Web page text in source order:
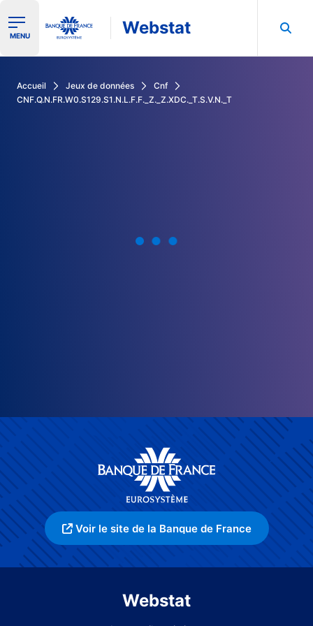
Ouvrir le menu de navigation
MENU Webstat
Accueil Jeux de données
Cnf
CNF.Q.N.FR.W0.S129.S1.N.L.F.F._Z._Z.XDC._T.S.V.N._T
Voir le site de la Banque de France
Webstat